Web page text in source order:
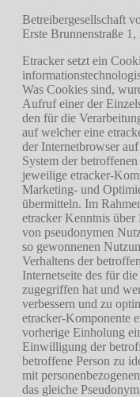
Betreibergesellschaft
Erste Brunnenstraße
Etracker setzt ein
Was Cookies sind,
Aufruf einer der
den für die
auf welcher eine
der Internetbrowser
System der
jeweilige etracker-
Marketing- und
übermitteln. Im
etracker Kenntnis
von pseudonymen
so gewonnenen
Verhaltens der
Internetseite des für
zugegriffen hat und
verbessern und zu
etracker-Komponente
vorherige Einholung
Einwilligung der
betroffene Person zu
mit
das gleiche